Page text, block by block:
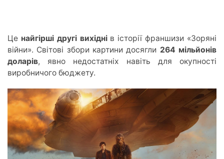
Це найгірші другі вихіднів історії франшизи «Зоряні
війни». Світові збори картини досягли 264 мільйонів
доларів, явно недостатніх навіть для окупності
виробничого бюджету.